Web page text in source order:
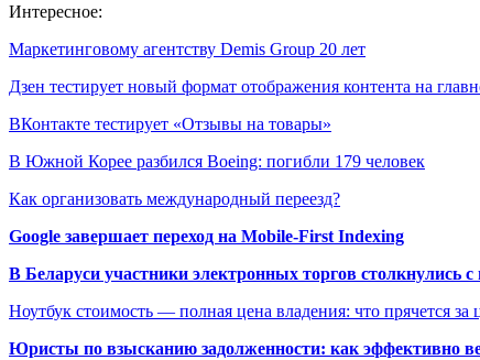
Интересное:
Маркетинговому агентству Demis Group 20 лет
Дзен тестирует новый формат отображения контента на
ВКонтакте тестирует «Отзывы на товары»
В Южной Корее разбился Boeing: погибли 179 человек
Как организовать международный переезд?
Google завершает переход на Mobile-First Indexing
В Беларуси участники электронных торгов столкнулись
Ноутбук стоимость — полная цена владения: что прячется за
Юристы по взысканию задолженности: как эффективно